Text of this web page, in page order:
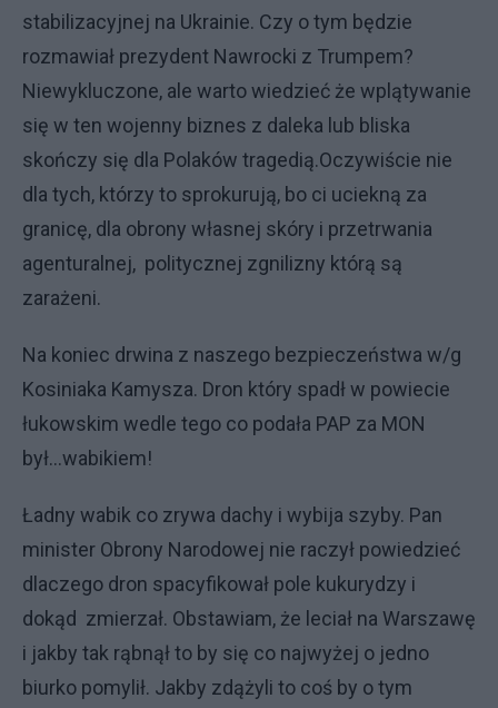
stabilizacyjnej na Ukrainie. Czy o tym będzie
rozmawiał prezydent Nawrocki z Trumpem?
Niewykluczone, ale warto wiedzieć że wplątywanie
się w ten wojenny biznes z daleka lub bliska
skończy się dla Polaków tragedią.Oczywiście nie
dla tych, którzy to sprokurują, bo ci uciekną za
granicę, dla obrony własnej skóry i przetrwania
agenturalnej, politycznej zgnilizny którą są
zarażeni.
Na koniec drwina z naszego bezpieczeństwa w/g
Kosiniaka Kamysza. Dron który spadł w powiecie
łukowskim wedle tego co podała PAP za MON
był...wabikiem!
Ładny wabik co zrywa dachy i wybija szyby. Pan
minister Obrony Narodowej nie raczył powiedzieć
dlaczego dron spacyfikował pole kukurydzy i
dokąd zmierzał. Obstawiam, że leciał na Warszawę
i jakby tak rąbnął to by się co najwyżej o jedno
biurko pomylił. Jakby zdążyli to coś by o tym